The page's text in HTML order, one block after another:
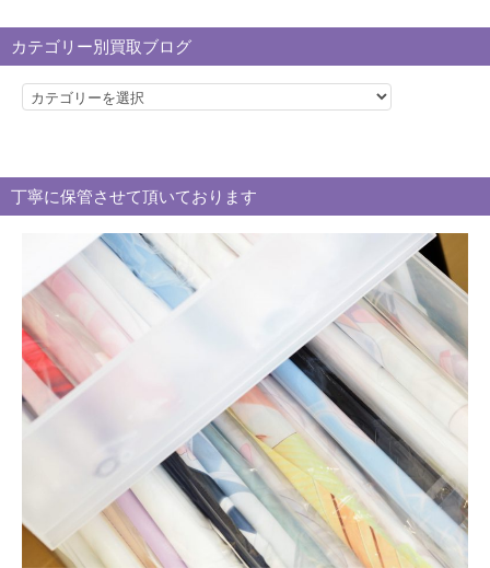
カテゴリー別買取ブログ
カ
リ
ー
ロ
グ
丁寧に保管させて頂いております